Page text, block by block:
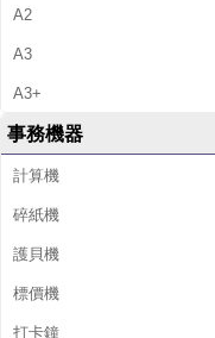
A2
A3
A3+
事務機器
計算機
碎紙機
護貝機
標價機
打卡鐘